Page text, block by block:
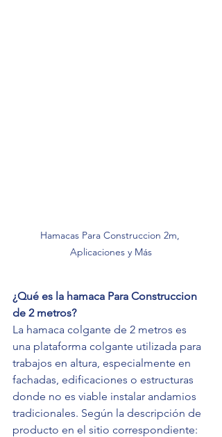
Hamacas Para Construccion 2m,
Aplicaciones y Más
¿Qué es la hamaca Para Construccion
de 2 metros?
La hamaca colgante de 2 metros es
una plataforma colgante utilizada para
trabajos en altura, especialmente en
fachadas, edificaciones o estructuras
donde no es viable instalar andamios
tradicionales. Según la descripción de
producto en el sitio correspondiente: